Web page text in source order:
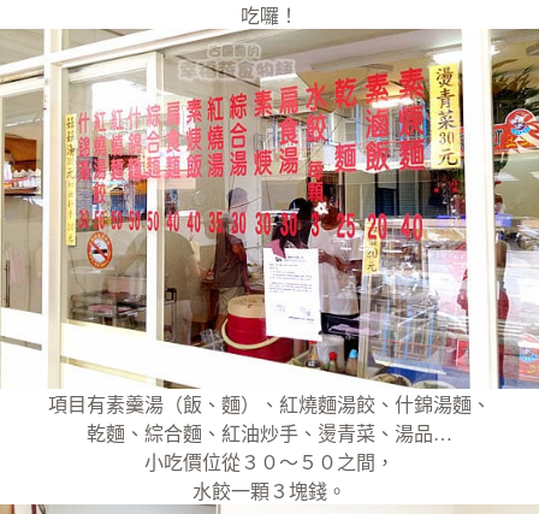
吃囉！
項目有素羹湯（飯、麵）、紅燒麵湯餃、什錦湯麵、
乾麵、綜合麵、紅油炒手、燙青菜、湯品…
小吃價位從３０～５０之間，
水餃一顆３塊錢。